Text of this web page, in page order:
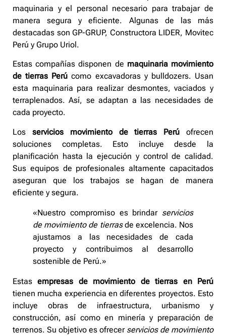
maquinaria y el personal necesario para trabajar de
manera segura y eficiente. Algunas de las más
destacadas son GP-GRUP, Constructora LIDER, Movitec
Perú y Grupo Uriol.
Estas compañías disponen de maquinaria movimiento
de tierras Perú como excavadoras y bulldozers. Usan
esta maquinaria para realizar desmontes, vaciados y
terraplenados. Así, se adaptan a las necesidades de
cada proyecto.
Los servicios movimiento de tierras Perú ofrecen
soluciones completas. Esto incluye desde la
planificación hasta la ejecución y control de calidad.
Sus equipos de profesionales altamente capacitados
aseguran que los trabajos se hagan de manera
eficiente y segura.
«Nuestro compromiso es brindar servicios
de movimiento de tierrasde excelencia. Nos
ajustamos a las necesidades de cada
proyecto y contribuimos al desarrollo
sostenible de Perú.»
Estasempresas de movimiento de tierras en Perú
tienen mucha experiencia en diferentes proyectos. Esto
incluye obras de infraestructura, urbanismo y
construcción, así como en minería y preparación de
terrenos. Su objetivo es ofrecer servicios de movimiento